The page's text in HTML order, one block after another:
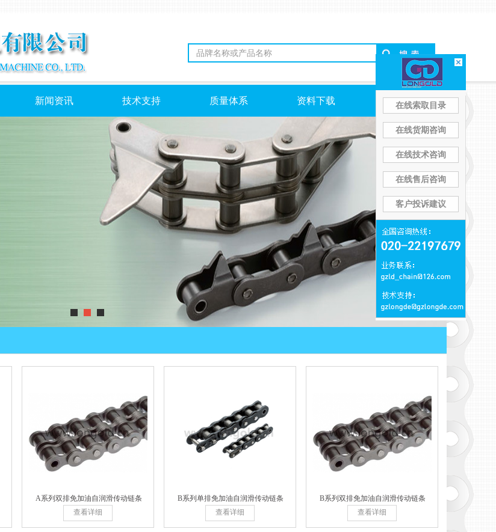
新闻资讯 技术支持 质量体系 资料下载 联系我们
A系列双排免加油自润滑传动链条
查看详细
B系列单排免加油自润滑传动链条
查看详细
B系列双排免加油自润滑传动链条
查看详细
在线索取目录
在线货期咨询
在线技术咨询
在线售后咨询
客户投诉建议